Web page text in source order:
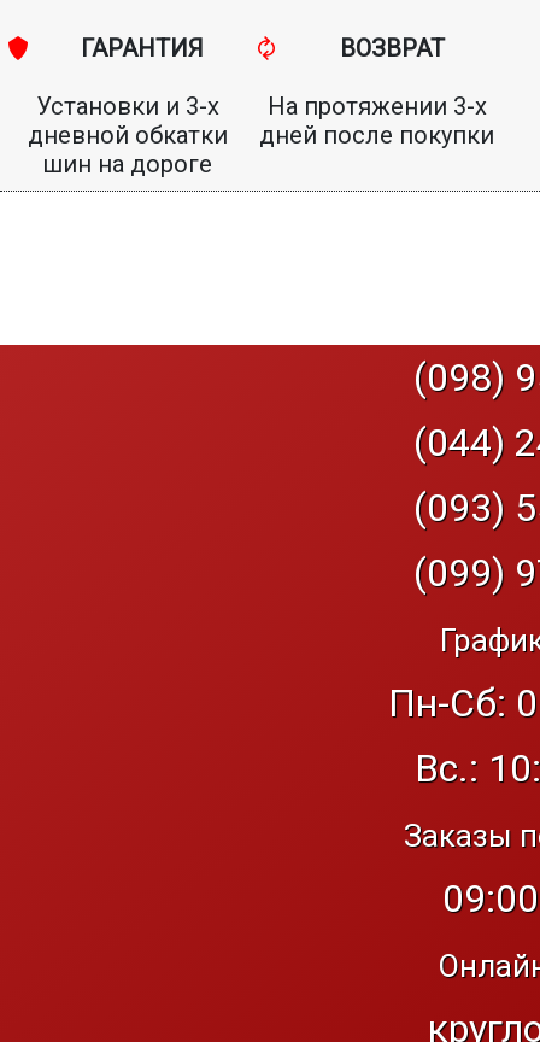
ГАРАНТИЯ
Установки и 3-х
дневной обкатки
шин на дороге
ВОЗВРАТ
На протяжении 3-х
дней после покупки
(098)
(044)
(093)
(099)
Пн-Сб:
Вс.:
Заказы